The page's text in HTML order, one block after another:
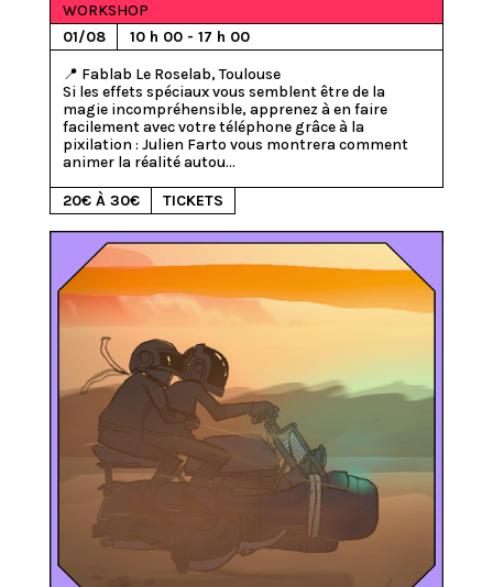
01/08 10 h 00 - 17 h 00
20€ À 30€
WORKSHOP
📍 Fablab Le Roselab, Toulouse
Si les effets spéciaux vous semblent être de la
magie incompréhensible, apprenez à en faire
facilement avec votre téléphone grâce à la
pixilation : Julien Farto vous montrera comment
animer la réalité autou...
TICKETS